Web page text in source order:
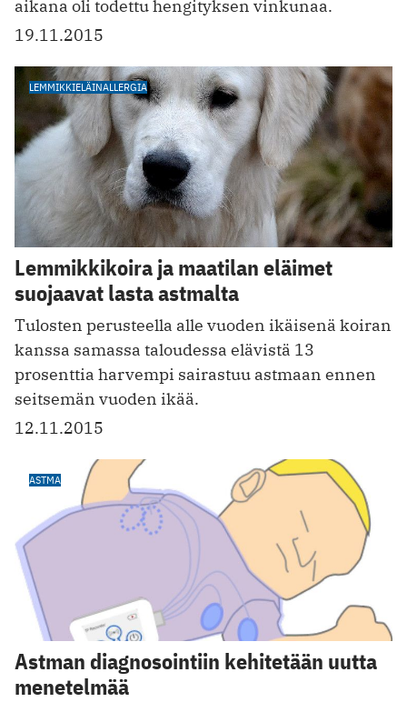
aikana oli todettu hengityksen vinkunaa.
19.11.2015
LEMMIKKIELÄINALLERGIA
Lemmikkikoira ja maatilan eläimet
suojaavat lasta astmalta
Tulosten perusteella alle vuoden ikäisenä koiran
kanssa samassa taloudessa elävistä 13
prosenttia harvempi sairastuu astmaan ennen
seitsemän vuoden ikää.
12.11.2015
ASTMA
Astman diagnosointiin kehitetään uutta
menetelmää